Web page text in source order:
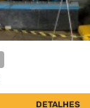
DETALHES